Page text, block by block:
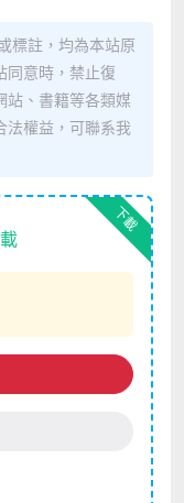
標註，均為本站原
同意時，禁止復
站、書籍等各類媒
法權益，可聯系我
下載